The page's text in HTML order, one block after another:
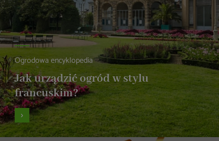
Ogrodowa encyklopedia
Jak urządzić ogród w stylu
francuskim?